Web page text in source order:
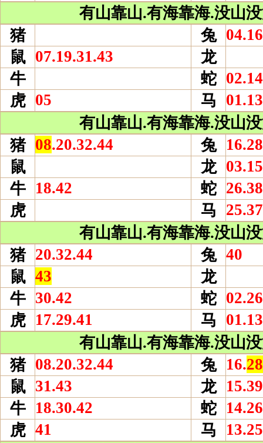
有山靠山.有海靠海.没山
猪
兔
鼠 07.19.31.43
龙
牛
蛇
虎 05 马
有山靠山.有海靠海.没山
猪 08.20.32.44 兔
16.28
鼠
龙
牛
18.42 蛇 26.38
虎
马
有山靠山.有海靠海.没山
猪 20.32.44 兔 40
鼠 43
龙
牛 30.42 蛇 02.26
虎
17.29.41 马
有山靠山.有海靠海.没山
猪 08.20.32.44 兔 16.28
鼠 31.43 龙
15.39
牛
18.30.42 蛇
虎 41 马
13.25